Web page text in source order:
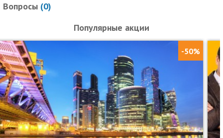
Вопросы (0)
Популярные акции
-50%